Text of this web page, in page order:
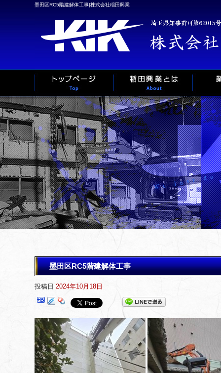
墨田区RC5階建解体工事|株式会社稲田興業
墨田区RC5階建解体工事
投稿日 2024年10月18日